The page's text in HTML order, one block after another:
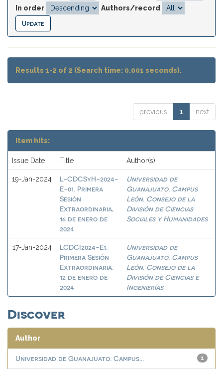
In order
Authors/record
Results 1-2 of 2 (Search time: 0.001 seconds).
previous 1 next
Item hits:
Issue Date Title Author(s)
19-Jan-2024
L-CDCSyH-2024-
E-01. Primera
Sesión
Extraordinaria,
16 de enero de
2024
Universidad de
Guanajuato. Campus
León. Consejo de la
División de Ciencias
Sociales y Humanidades
17-Jan-2024
LCDCI2024-E1.
Primera Sesión
Extraordinaria,
12 de enero de
2024
Universidad de
Guanajuato. Campus
León. Consejo de la
División de Ciencias e
Ingenierías
Discover
Author
1
Universidad de Guanajuato. Campus...